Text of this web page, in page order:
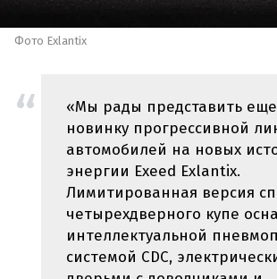
Фото Exlantix
«Мы рады представить
новинку прогрессивной
автомобилей на новых
энергии Exeed Exlantix.
Лимитированная версия
четырехдверного купе
интеллектуальной
системой CDC,